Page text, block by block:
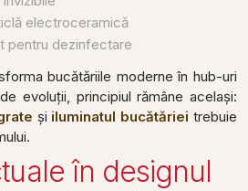
electroceramică
pentru dezinfectare
bucătăriile moderne în hub-uri
evoluții, principiul rămâne același:
și iluminatul bucătăriei trebuie
în designul